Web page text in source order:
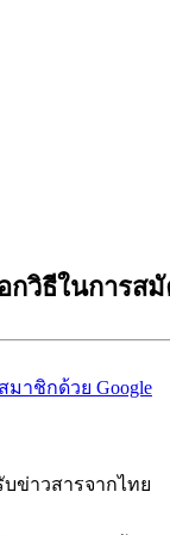
กวิธีในการส
มาชิกด้วย Google
ข่าวสารจากไทย